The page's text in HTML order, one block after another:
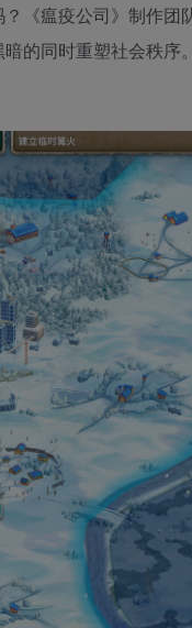
《瘟疫公司》制作团
的同时重塑社会秩序。